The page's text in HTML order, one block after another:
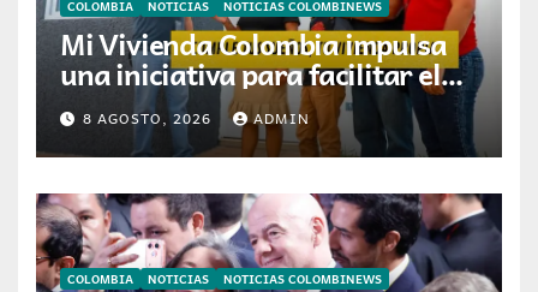
COLOMBIA NOTICIAS NOTICIAS COLOMBINEWS
Mi Vivienda Colombia impulsa
una iniciativa para facilitar el
acceso a la vivienda de familias
colombianas
8 AGOSTO, 2026 ADMIN
COLOMBIA NOTICIAS NOTICIAS COLOMBINEWS